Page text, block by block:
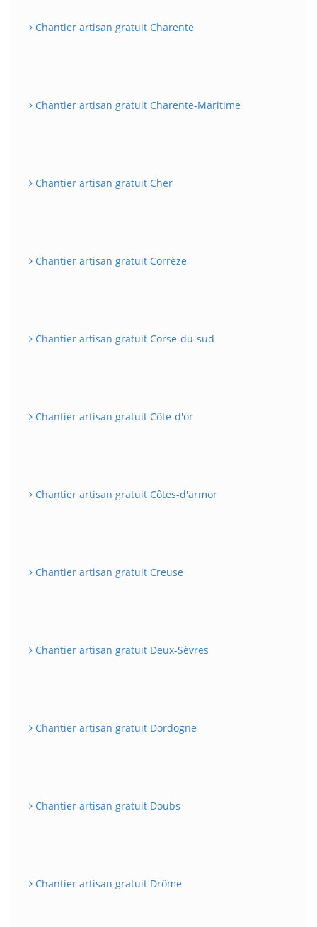
Chantier artisan gratuit Charente
Chantier artisan gratuit Charente-Maritime
Chantier artisan gratuit Cher
Chantier artisan gratuit Corrèze
Chantier artisan gratuit Corse-du-sud
Chantier artisan gratuit Côte-d'or
Chantier artisan gratuit Côtes-d'armor
Chantier artisan gratuit Creuse
Chantier artisan gratuit Deux-Sèvres
Chantier artisan gratuit Dordogne
Chantier artisan gratuit Doubs
Chantier artisan gratuit Drôme